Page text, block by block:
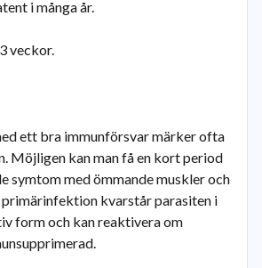
i många år.
veckor.
ett bra immunförsvar märker ofta
Möjligen kan man få en kort period
symtom med ömmande muskler och
kvarstår parasiten i
form och kan reaktivera om